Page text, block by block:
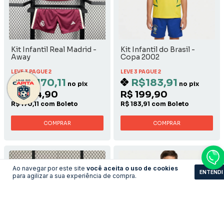
Ao navegar por este site você aceita o uso de cookies
para agilizar a sua experiência de compra.
ENTENDI
Kit Infantil Real Madrid -
Away
LEVE 3 PAGUE 2
R$170,11 no pix
R$ 184,90
R$ 170,11 com Boleto
COMPRAR
Kit Infantil do Brasil -
Copa 2002
LEVE 3 PAGUE 2
R$183,91 no pix
R$ 199,90
R$ 183,91 com Boleto
COMPRAR